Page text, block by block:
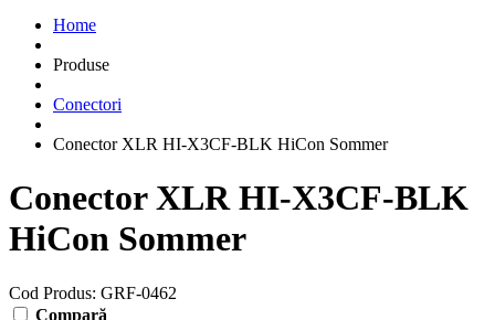
Home
Produse
Conectori
Conector XLR HI-X3CF-BLK HiCon Sommer
Conector XLR HI-X3CF-BLK
HiCon Sommer
Cod Produs: GRF-0462
Compară